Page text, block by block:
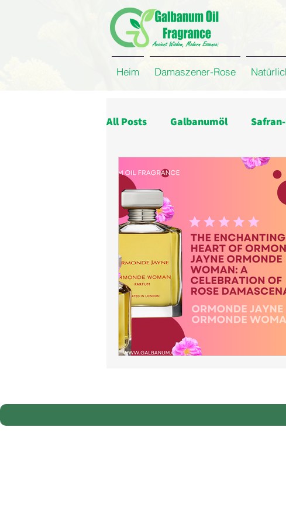
Heim Damaszener-Rose
All Posts Galbanumöl
Zitronengrasöle Estragonöl
Eukalyptusöl Firma
Galbanum Harz Rosenwasser